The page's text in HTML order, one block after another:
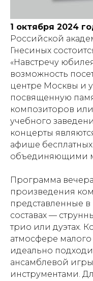
1 октября 2024
Российской
Гнесиных
«Навстречу
возможность
центре Москвы и
посвященную
композиторов
учебного
концерты
афише
объединяющими
Программа
произведения
представленные
составах —
трио или дуэтах.
атмосфере малого
идеально
ансамблевой
инструментами.